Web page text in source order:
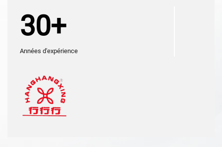
30+
Années d'expérience